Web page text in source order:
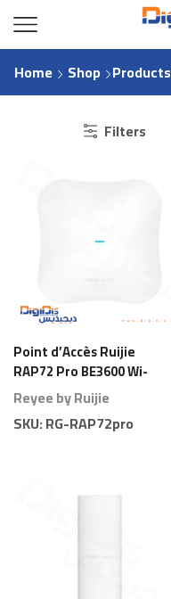
Home Shop
Filters
Point d’Accès Ruijie
RAP72 Pro BE3600 Wi-
Fi 7 Plafond
Reyee by Ruijie
SKU:RG-RAP72pro